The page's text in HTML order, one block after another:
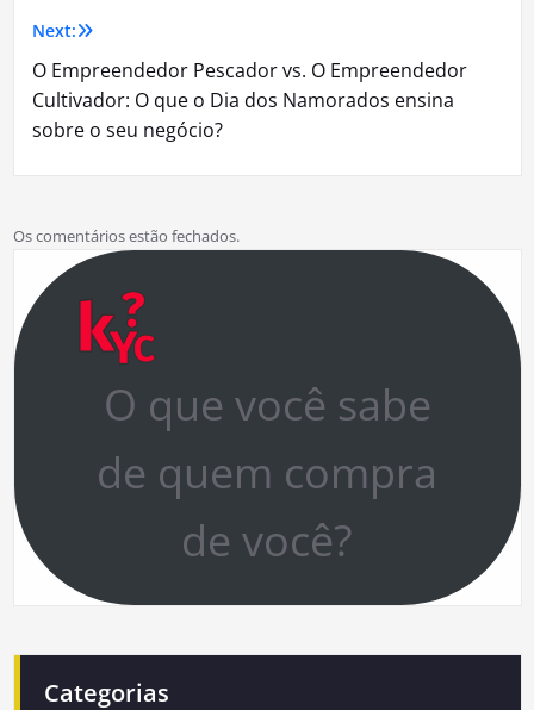
Post
Next:
O Empreendedor Pescador vs. O Empreendedor
Cultivador: O que o Dia dos Namorados ensina
sobre o seu negócio?
Os comentários estão fechados.
O que você sabe
de quem compra
de você?
Categorias